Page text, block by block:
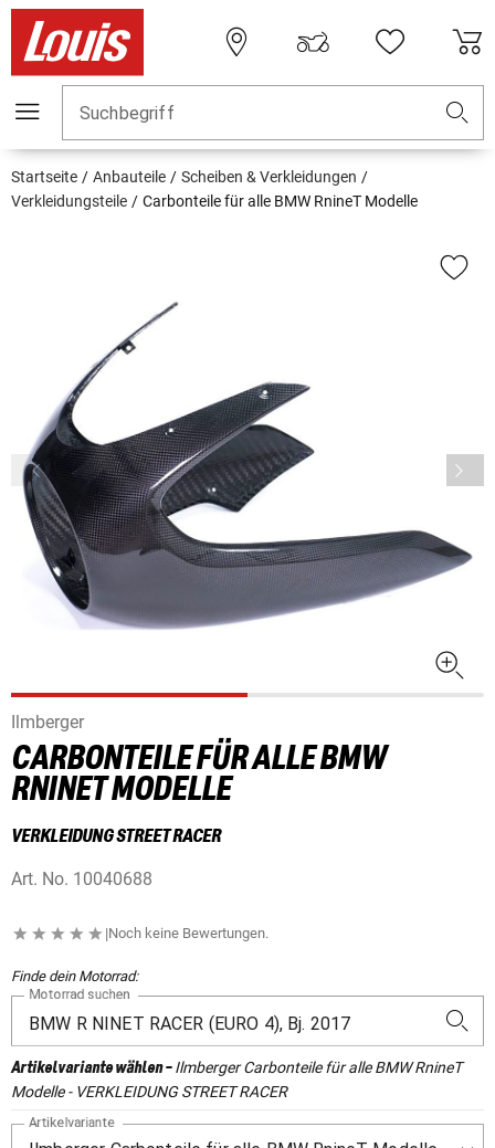
Suchbegriff
Startseite Anbauteile
Scheiben & Verkleidungen
Verkleidungsteile
Carbonteile für alle BMW RnineT Modelle
Ilmberger
CARBONTEILE FÜR ALLE BMW
RNINET MODELLE
VERKLEIDUNG STREET RACER
Art. No. 10040688
|Noch keine Bewertungen.
Finde dein Motorrad:
Motorrad suchen
Artikelvariante wählen-Ilmberger Carbonteile für alle BMW RnineT
Modelle - VERKLEIDUNG STREET RACER
Artikelvariante